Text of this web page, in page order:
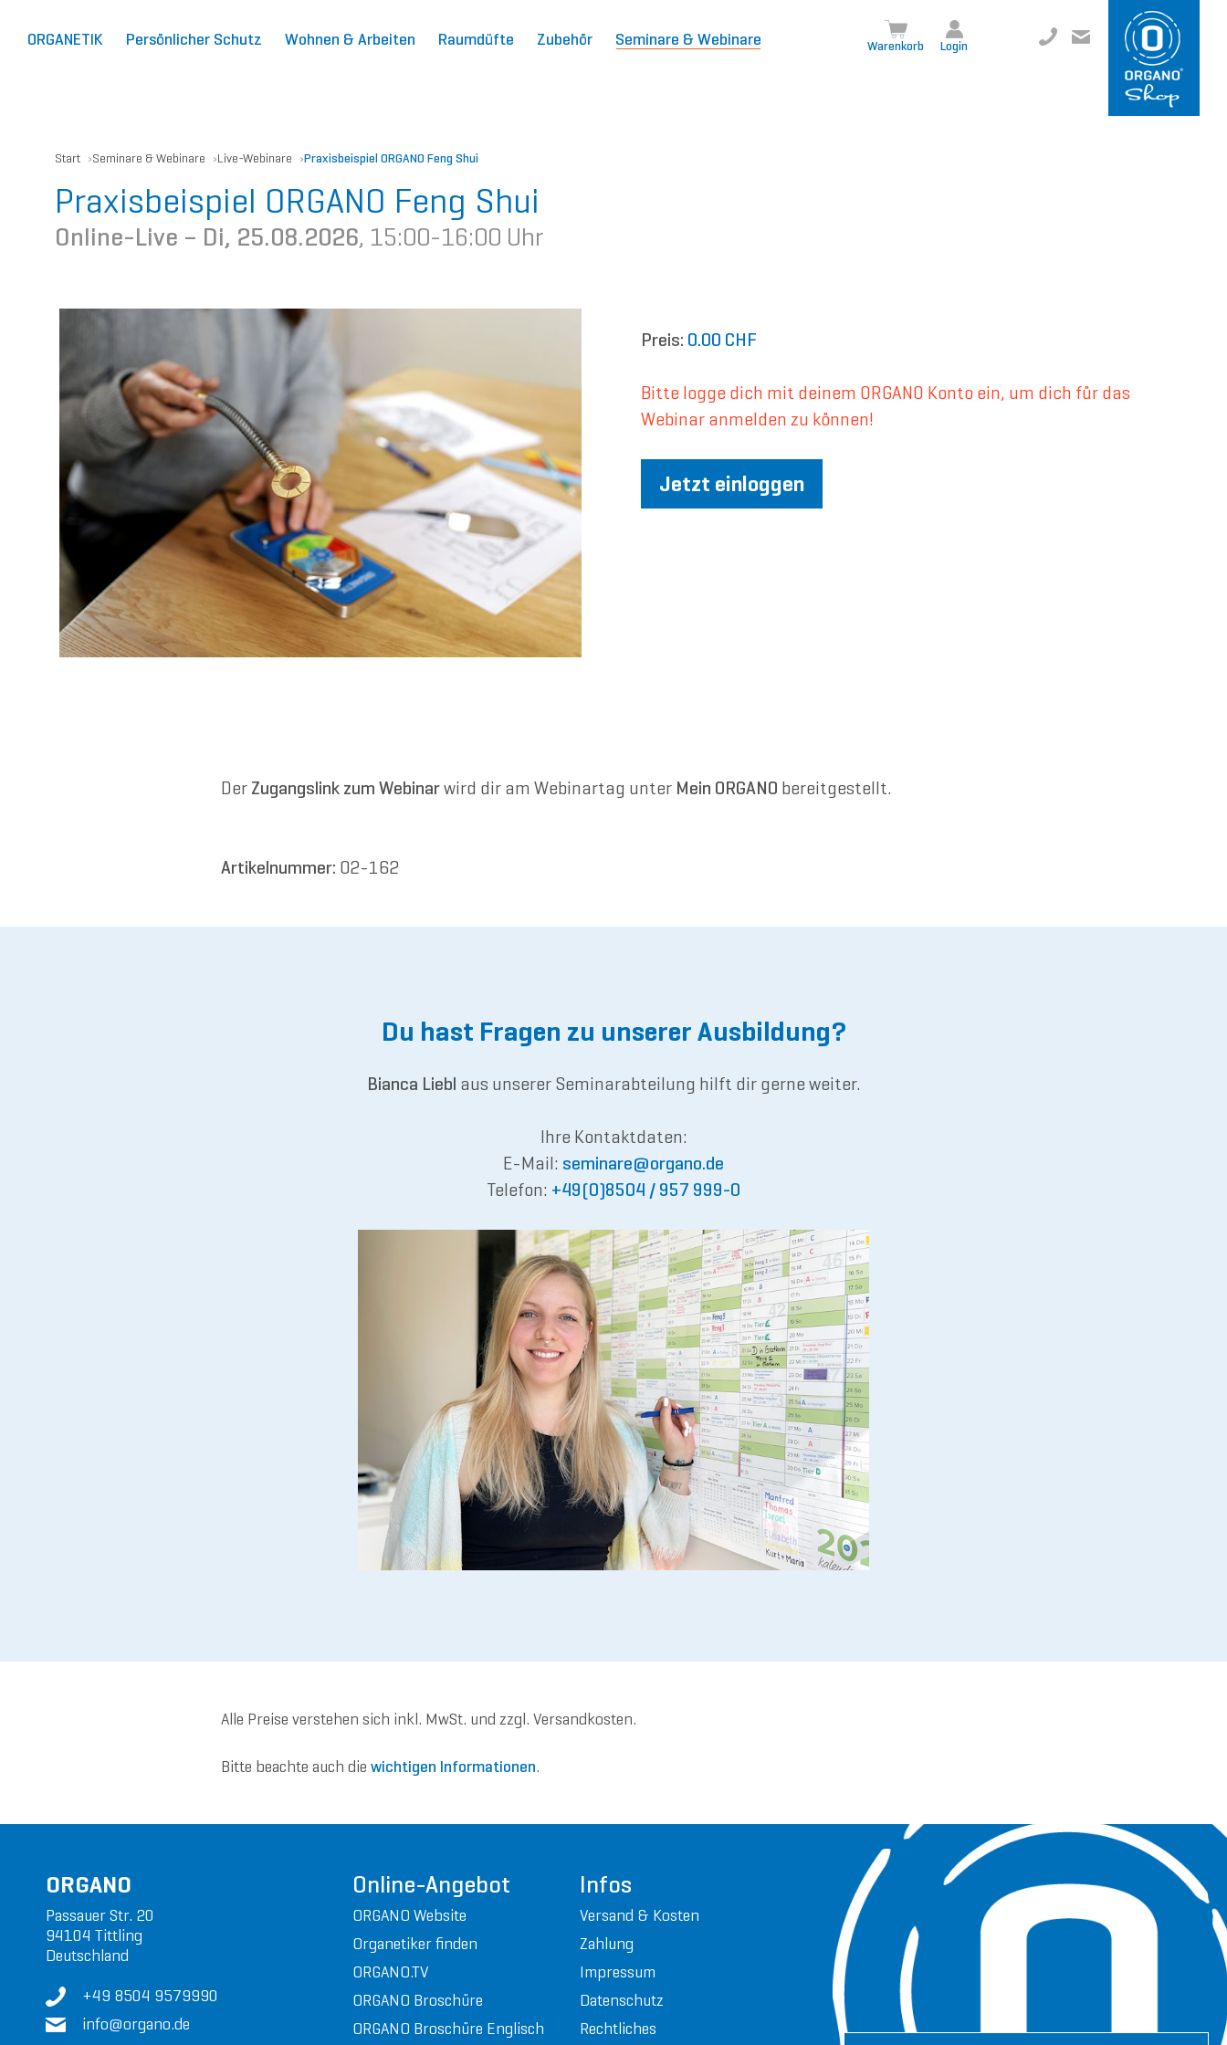
ORGANETIK Persönlicher Schutz Wohnen & Arbeiten Raumdüfte Zubehör Seminare & Webinare Warenkorb Login +49 8504 957999-0
o@org ano.ch
Start Seminare & Webinare Live-Webinare Praxisbeispiel ORGANO Feng Shui
Praxisbeispiel ORGANO Feng Shui
Online-Live – Di, 25.08.2026, 15:00-16:00 Uhr
Preis: 0.00 CHF
Bitte logge dich mit deinem ORGANO Konto ein, um dich für das
Webinar anmelden zu können!
Jetzt einloggen
Der Zugangslink zum Webinarwird dir am Webinartag unter Mein ORGANO bereitgestellt.
Artikelnummer: 02-162
Du hast Fragen zu unserer Ausbildung?
Bianca Liebl aus unserer Seminarabteilung hilft dir gerne weiter.
Ihre Kontaktdaten:
E-Mail: seminare@organo.de
Telefon: +49(0)8504 / 957 999-0
Alle Preise verstehen sich inkl. MwSt. und zzgl. Versandkosten.
Bitte beachte auch die wichtigen Informationen.
ORGANO
Passauer Str. 20
94104 Tittling
Deutschland
+49 8504 9579990
info@organo.de
Online-Angebot
ORGANO Website
Organetiker finden
ORGANO.TV
ORGANO Broschüre
ORGANO Broschüre Englisch
Infos
Versand & Kosten
Zahlung
Impressum
Datenschutz
Rechtliches